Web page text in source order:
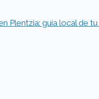
Plentzia: guía local de